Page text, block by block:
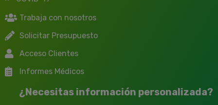
Trabaja con nosotros
Solicitar Presupuesto
Acceso Clientes
Informes Médicos
¿Necesitas información personalizada?